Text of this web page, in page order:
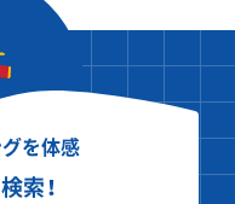
を体感
索！